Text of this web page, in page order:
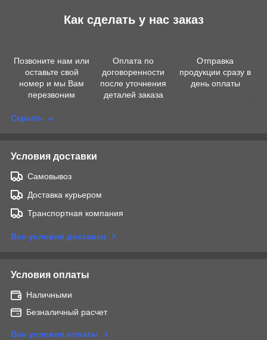
Как сделать у нас заказ
Позвоните нам или
оставьте свой
номер и мы Вам
перезвоним
Оплата по
договоренности
после уточнения
деталей заказа
Отправка
продукции сразу в
день оплаты
Скрыть
Условия доставки
Самовывоз
Доставка курьером
Транспортная компания
Все условия доставки
Условия оплаты
Наличными
Безналичный расчет
Все условия оплаты